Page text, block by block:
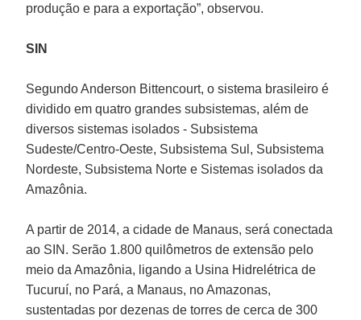
produção e para a exportação”, observou.
SIN
Segundo Anderson Bittencourt, o sistema brasileiro é
dividido em quatro grandes subsistemas, além de
diversos sistemas isolados - Subsistema
Sudeste/Centro-Oeste, Subsistema Sul, Subsistema
Nordeste, Subsistema Norte e Sistemas isolados da
Amazônia.
A partir de 2014, a cidade de Manaus, será conectada
ao SIN. Serão 1.800 quilômetros de extensão pelo
meio da Amazônia, ligando a Usina Hidrelétrica de
Tucuruí, no Pará, a Manaus, no Amazonas,
sustentadas por dezenas de torres de cerca de 300